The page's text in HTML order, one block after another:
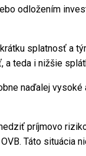
odložením
splatnosť a
a teda i nižšie
naďalej
príjmovo
Táto situácia